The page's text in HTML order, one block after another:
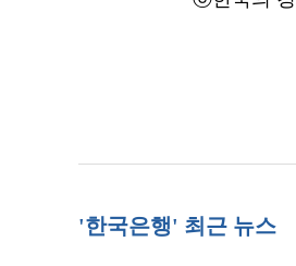
'한국은행' 최근 뉴스